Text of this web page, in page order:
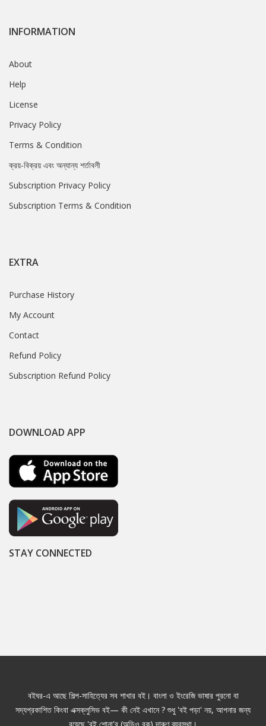
INFORMATION
About
Help
License
Privacy Policy
Terms & Condition
ক্রয়-বিক্রয় এবং অন্যান্য শর্তাবলী
Subscription Privacy Policy
Subscription Terms & Condition
EXTRA
Purchase History
My Account
Contact
Refund Policy
Subscription Refund Policy
DOWNLOAD APP
STAY CONNECTED
বইঘর-এ আছে শিল্প-সাহিত্যের সব শাখার বই। বাংলা ও ইংরেজি ভাষার পুরনো বা
সদ্যপ্রকাশিত কিংবা এক্সক্লুসিভ বই— কী নেই এখানে ? শুধু 'বই পড়া' নয়, আপনার জন্য